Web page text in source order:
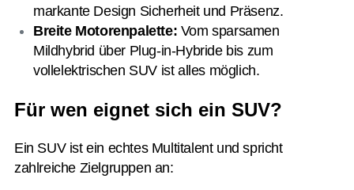
markante Design Sicherheit und Präsenz.
Breite Motorenpalette: Vom sparsamen
Mildhybrid über Plug-in-Hybride bis zum
vollelektrischen SUV ist alles möglich.
Für wen eignet sich ein SUV?
Ein SUV ist ein echtes Multitalent und spricht
zahlreiche Zielgruppen an: